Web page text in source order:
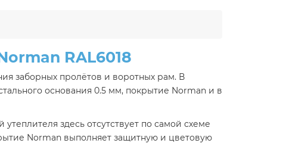
RAL6018
заборных пролётов и воротных рам. В
основания 0.5 мм, покрытие Norman и в
здесь отсутствует по самой схеме
Norman выполняет защитную и цветовую